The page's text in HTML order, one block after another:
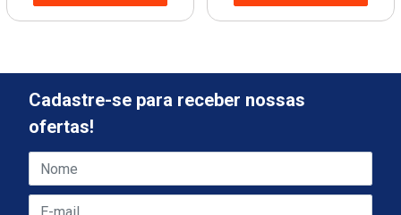
Cadastre-se para receber nossas
ofertas!